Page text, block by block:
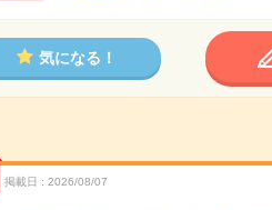
気になる！
掲載日 2026/08/07